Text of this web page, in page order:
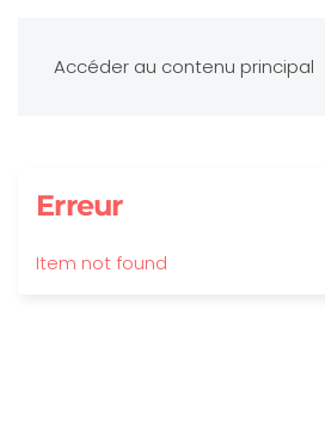
Accéder au contenu principal
Erreur
Item not found